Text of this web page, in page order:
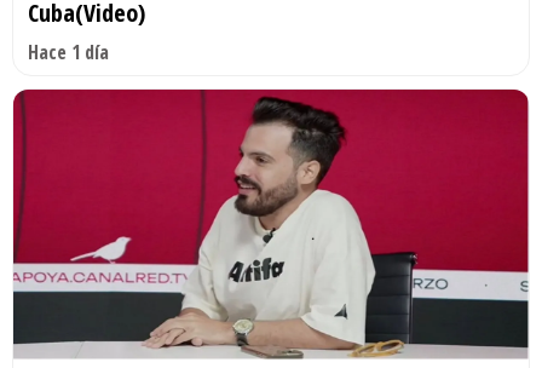
Cuba(Video)
Hace 1 día